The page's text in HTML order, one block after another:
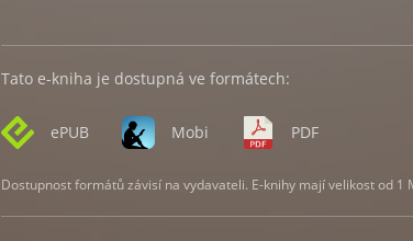
Tato e-kniha je dostupná ve formátech:
ePUB Mobi PDF
Dostupnost formátů závisí na vydavateli. E-knihy mají velikost od 1